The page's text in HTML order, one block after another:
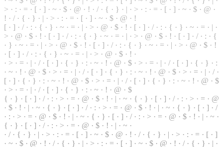
> · : · = · [ · ] · ~ · $ · @ · ! · / · { · } · | · > · : · = · [ · ] · ~ · $ · @ ·
! · / · { · } · | · > · : · = · [ · ] · ~ · $ · @ · !
[ · ] · / · : · { · } · ~ · = · | · > · @ · $ · ! · [ · ] · / · : · { · } · ~ · = · | ·
> · @ · $ · ! · [ · ] · / · : · { · } · ~ · = · | · > · @ · $ · ! · [ · ] · / · : · {
· } · ~ · = · | · > · @ · $ · ! · [ · ] · / · : · { · } · ~ · = · | · > · @ · $ · !
· [ · ] · / · : · { · } · ~ · = · | · > · @ · $ · ! ·
· > · = · | · / · [ · ] · { · } · : · ~ · ! · @ · $ · > · = · | · / · [ · ] · { · } · :
· ~ · ! · @ · $ · > · = · | · /· [ · ] · { · } · : · ~ · ! · @ · $ · > · = · | · / ·
[ · ] · { · } · : · ~ · ! · @ · $ · > · = · | · / · [ · ] · { · } · : · ~ · ! · @ · $
· > · = · | · /· [ · ] · { · } · : · ~ · ! · @ · $
{ · } · [ · ] · / · : · > · = · @ · $ · ! · | · ~ · { · } · [ · ] · / · : · > · = · @
· $ · ! · | · ~ · { · } · [ · ] · / · : · > · = · @ · $ · ! · | · ~ · { · } · [ · ] · /
· : · > · = · @ · $ · ! · | · ~ · { · } · [ · ] · / · : · > · = · @ · $ · ! · | · ~ ·
{ · } · [ · ] · /· : · > · = · @ · $ · ! · | · ~ ·
· / · { · } · | · > · : · = · [ · ] · ~ · $ · @ · ! · / · { · } · | · > · : · = · [ · ]
· ~ · $ · @ · ! · / · { · } · | · > · : · = · [ · ] · ~ · $ · @ · ! · /· { · } · | ·